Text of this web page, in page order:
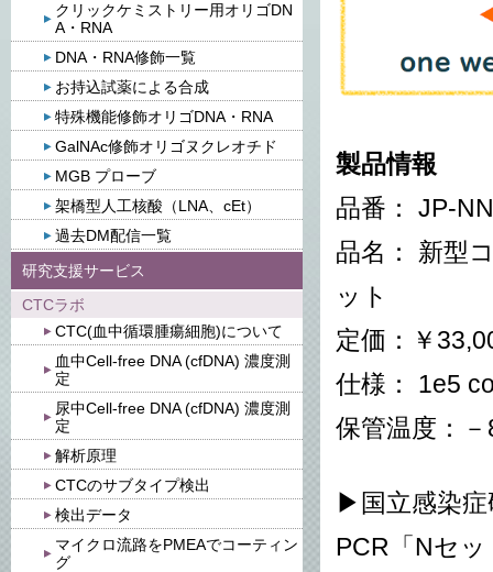
クリックケミストリー用オリゴDN
A・RNA
DNA・RNA修飾一覧
お持込試薬による合成
特殊機能修飾オリゴDNA・RNA
GalNAc修飾オリゴヌクレオチド
MGB プローブ
架橋型人工核酸（LNA、cEt）
過去DM配信一覧
研究支援サービス
CTCラボ
CTC(血中循環腫瘍細胞)について
血中Cell-free DNA (cfDNA) 濃度測
定
尿中Cell-free DNA (cfDNA) 濃度測
定
解析原理
CTCのサブタイプ検出
検出データ
マイクロ流路をPMEAでコーティン
グ
製品情報
品番： JP-
品名： 新型
ット
定価：￥
仕様： 1e5
保管温度：
▶国立感染症
PCR「Nセ